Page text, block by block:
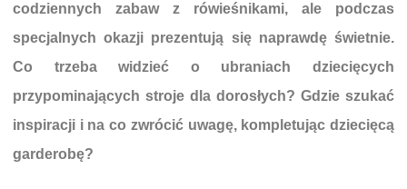
codziennych zabaw z rówieśnikami, ale podczas
specjalnych okazji prezentują się naprawdę świetnie.
Co trzeba widzieć o ubraniach dziecięcych
przypominających stroje dla dorosłych? Gdzie szukać
inspiracji i na co zwrócić uwagę, kompletując dziecięcą
garderobę?